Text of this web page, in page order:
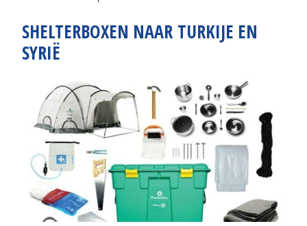
SHELTERBOXEN NAAR TURKIJE EN
SYRIË